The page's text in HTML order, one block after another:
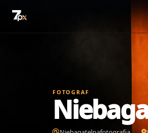
FOTOGRAF